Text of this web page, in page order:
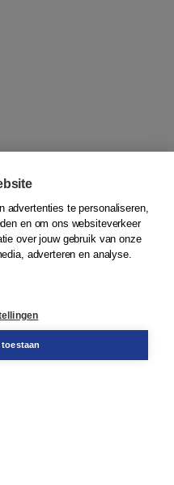
advertenties te personaliseren,
en om ons websiteverkeer
over jouw gebruik van onze
adverteren en analyse.